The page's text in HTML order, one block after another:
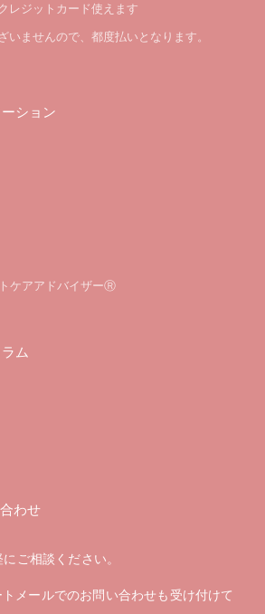
レジットカード使えます
いませんので、都度払いとなります。
ション
ケアアドバイザーⓇ
ム
わせ
ご相談ください。
メールでのお問い合わせも受け付けて